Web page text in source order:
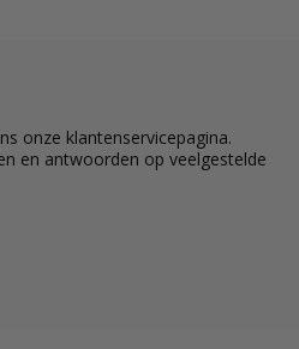
onze klantenservicepagina.
en antwoorden op veelgestelde